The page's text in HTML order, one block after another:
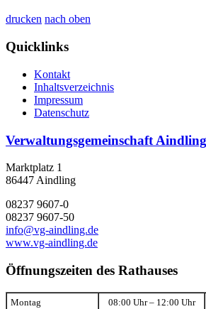
drucken nach oben
Quicklinks
Kontakt
Inhaltsverzeichnis
Impressum
Datenschutz
Verwaltungsgemeinschaft Aindling
Marktplatz 1
86447 Aindling
08237 9607-0
08237 9607-50
info@vg-aindling.de
www.vg-aindling.de
Öffnungszeiten des Rathauses
Montag 08:00 Uhr – 12:00 Uhr